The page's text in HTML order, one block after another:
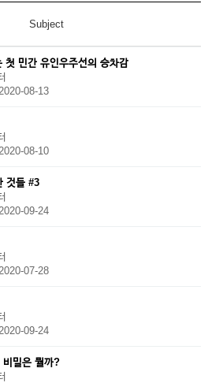
Subject
민간 유인우주선의 승차감
08-13
08-10
것들 #3
09-24
07-28
09-24
비밀은 뭘까?